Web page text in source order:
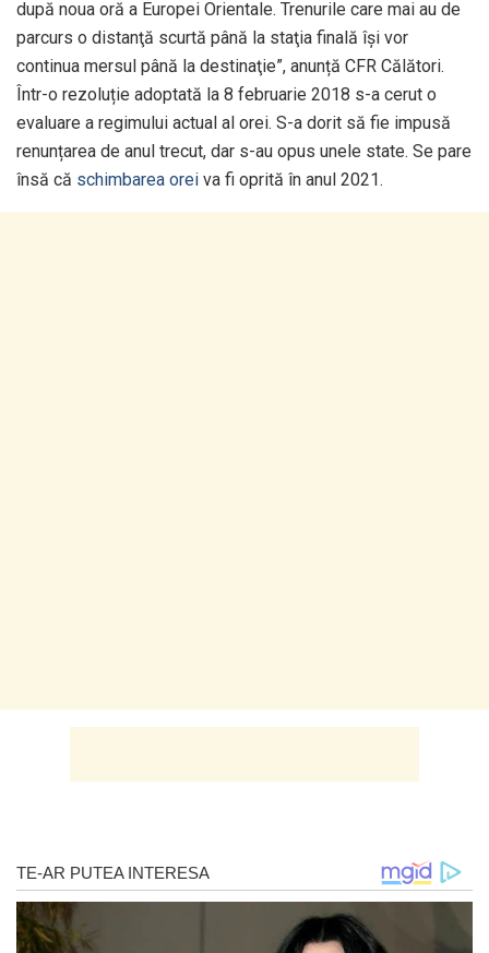
după noua oră a Europei Orientale. Trenurile care mai au de
parcurs o distanţă scurtă până la staţia finală îşi vor
continua mersul până la destinaţie”, anunță CFR Călători.
Într-o rezoluție adoptată la 8 februarie 2018 s-a cerut o
evaluare a regimului actual al orei. S-a dorit să fie impusă
renunțarea de anul trecut, dar s-au opus unele state. Se pare
însă că schimbarea orei va fi oprită în anul 2021.